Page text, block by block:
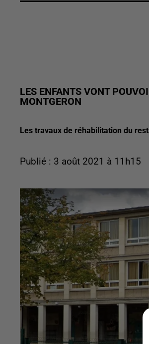
LES ENFANTS VONT
MONTGERON
Les travaux de réhabilitation du
Publié : 3 août 2021 à 11h15